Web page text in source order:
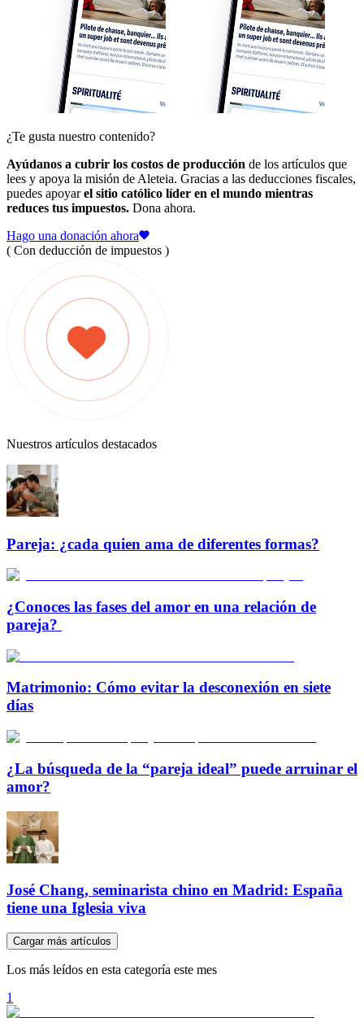
¿Te gusta nuestro contenido?
Ayúdanos a cubrir los costos de producción de los artículos que
lees y apoya la misión de Aleteia. Gracias a las deducciones fiscales,
puedes apoyarel sitio católico líder en el mundo mientras
reduces tus impuestos. Dona ahora.
Hago una donación ahora
( Con deducción de impuestos )
Nuestros artículos destacados
Pareja: ¿cada quien ama de diferentes formas?
¿Conoces las fases del amor en una relación de
pareja?
Matrimonio: Cómo evitar la desconexión en siete
días
¿La búsqueda de la “pareja ideal” puede arruinar el
amor?
José Chang, seminarista chino en Madrid: España
tiene una Iglesia viva
Cargar más artículos
Los más leídos en esta categoría este mes
1